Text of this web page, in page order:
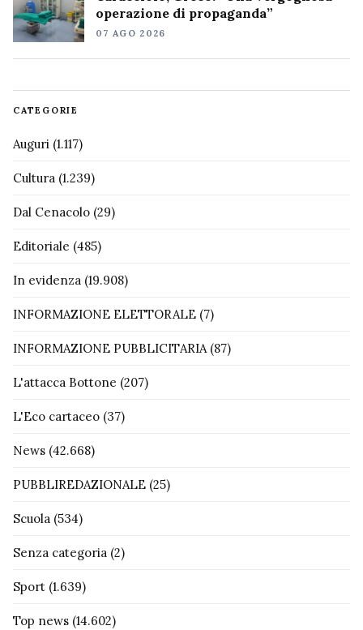
operazione di propaganda”
07 AGO 2026
CATEGORIE
Auguri (1.117)
Cultura (1.239)
Dal Cenacolo (29)
Editoriale (485)
In evidenza (19.908)
INFORMAZIONE ELETTORALE (7)
INFORMAZIONE PUBBLICITARIA(87)
L'attacca Bottone (207)
L'Eco cartaceo (37)
News (42.668)
PUBBLIREDAZIONALE (25)
Scuola (534)
Senza categoria (2)
Sport (1.639)
Top news (14.602)